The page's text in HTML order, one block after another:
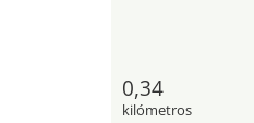
0,34
kilómetros